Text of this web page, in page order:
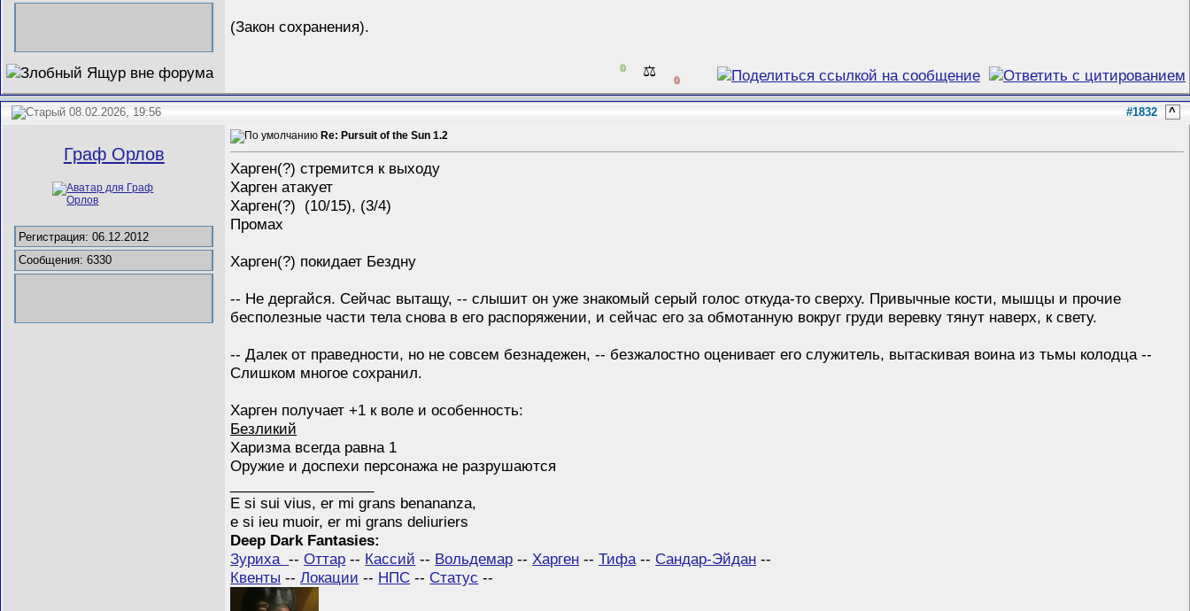
(Закон сохранения).
0 ⚖️ 0
08.02.2026, 19:56 #1832 ^
Граф Орлов
Регистрация: 06.12.2012
Сообщения: 6330
Re: Pursuit of the Sun 1.2
Харген(?) стремится к выходу
Харген атакует
Харген(?) (10/15), (3/4)
Промах
Харген(?) покидает Бездну
-- Не дергайся. Сейчас вытащу, -- слышит он уже знакомый серый голос откуда-то сверху. Привычные кости, мышцы и прочие
бесполезные части тела снова в его распоряжении, и сейчас его за обмотанную вокруг груди веревку тянут наверх, к свету.
-- Далек от праведности, но не совсем безнадежен, -- безжалостно оценивает его служитель, вытаскивая воина из тьмы колодца --
Слишком многое сохранил.
Харген получает +1 к воле и особенность:
Безликий
Харизма всегда равна 1
Оружие и доспехи персонажа не разрушаются
E si sui vius, er mi grans benananza,
e si ieu muoir, er mi grans deliuriers
Deep Dark Fantasies:
Зуриха--Оттар -- Кассий -- Вольдемар --Харген --Тифа-- Сандар-Эйдан --
Квенты --Локации -- НПС -- Статус --